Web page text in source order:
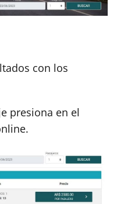
con los
presiona en el